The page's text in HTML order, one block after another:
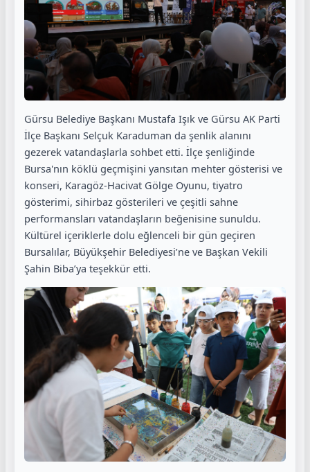
Gürsu Belediye Başkanı Mustafa Işık ve Gürsu AK Parti
İlçe Başkanı Selçuk Karaduman da şenlik alanını
gezerek vatandaşlarla sohbet etti. İlçe şenliğinde
Bursa'nın köklü geçmişini yansıtan mehter gösterisi ve
konseri, Karagöz-Hacivat Gölge Oyunu, tiyatro
gösterimi, sihirbaz gösterileri ve çeşitli sahne
performansları vatandaşların beğenisine sunuldu.
Kültürel içeriklerle dolu eğlenceli bir gün geçiren
Bursalılar, Büyükşehir Belediyesi’ne ve Başkan Vekili
Şahin Biba’ya teşekkür etti.